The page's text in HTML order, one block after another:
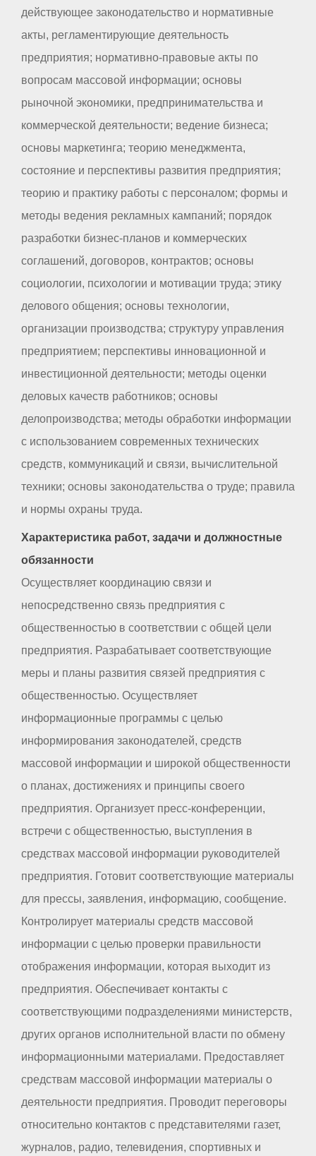
действующее законодательство и нормативные
акты, регламентирующие деятельность
предприятия; нормативно-правовые акты по
вопросам массовой информации; основы
рыночной экономики, предпринимательства и
коммерческой деятельности; ведение бизнеса;
основы маркетинга; теорию менеджмента,
состояние и перспективы развития предприятия;
теорию и практику работы с персоналом; формы и
методы ведения рекламных кампаний; порядок
разработки бизнес-планов и коммерческих
соглашений, договоров, контрактов; основы
социологии, психологии и мотивации труда; этику
делового общения; основы технологии,
организации производства; структуру управления
предприятием; перспективы инновационной и
инвестиционной деятельности; методы оценки
деловых качеств работников; основы
делопроизводства; методы обработки информации
с использованием современных технических
средств, коммуникаций и связи, вычислительной
техники; основы законодательства о труде; правила
и нормы охраны труда.
Характеристика работ, задачи и должностные
обязанности
Осуществляет координацию связи и
непосредственно связь предприятия с
общественностью в соответствии с общей цели
предприятия. Разрабатывает соответствующие
меры и планы развития связей предприятия с
общественностью. Осуществляет
информационные программы с целью
информирования законодателей, средств
массовой информации и широкой общественности
о планах, достижениях и принципы своего
предприятия. Организует пресс-конференции,
встречи с общественностью, выступления в
средствах массовой информации руководителей
предприятия. Готовит соответствующие материалы
для прессы, заявления, информацию, сообщение.
Контролирует материалы средств массовой
информации с целью проверки правильности
отображения информации, которая выходит из
предприятия. Обеспечивает контакты с
соответствующими подразделениями министерств,
других органов исполнительной власти по обмену
информационными материалами. Предоставляет
средствам массовой информации материалы о
деятельности предприятия. Проводит переговоры
относительно контактов с представителями газет,
журналов, радио, телевидения, спортивных и